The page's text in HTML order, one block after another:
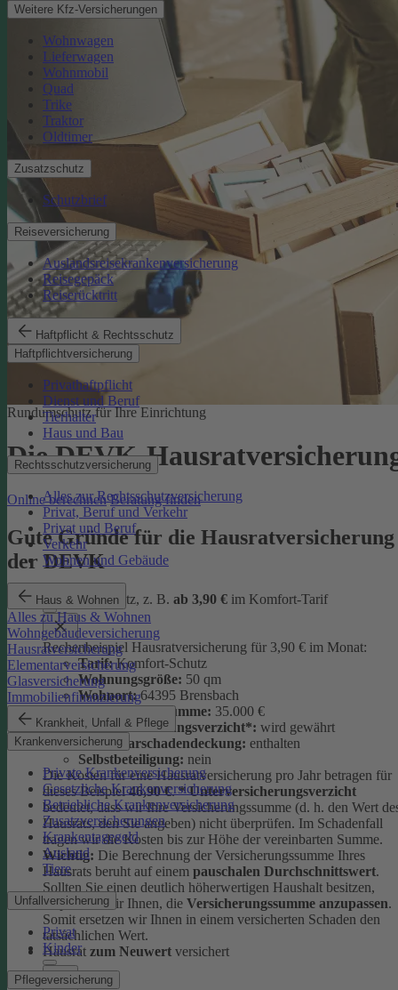
Weitere Kfz-Versicherungen
Wohnwagen
Lieferwagen
Wohnmobil
Quad
Trike
Traktor
Oldtimer
Zusatzschutz
Schutzbrief
Reiseversicherung
Auslandsreisekrankenversicherung
Reisegepäck
Reiserücktritt
Haftpflicht & Rechtsschutz
Haftpflichtversicherung
Privathaftpflicht
Dienst und Beruf
Tierhalter
Haus und Bau
Rechtsschutzversicherung
Alles zur Rechtsschutzversicherung
Privat, Beruf und Verkehr
Privat und Beruf
Verkehr
Wohnen und Gebäude
Haus & Wohnen
Alles zu Haus & Wohnen
Wohngebäudeversicherung
Hausratversicherung
Elementarversicherung
Glasversicherung
Immobilienfinanzierung
Krankheit, Unfall & Pflege
Krankenversicherung
Private Krankenversicherung
Gesetzliche Krankenversicherung
Betriebliche Krankenversicherung
Zusatzversicherungen
Krankentagegeld
Ausland
Tiere
Unfallversicherung
Privat
Kinder
Pflegeversicherung
Rundumschutz für Ihre Einrichtung
Die DEVK-
Online berechnen Beratung finden
Gute Gründe für die Hausratversicherung
der DEVK
günstiger Schutz, z. B. ab 3,90 € im Komfort-Tarif
Rechenbeispiel Hausratversicherung für 3,90 € im Monat:
Tarif:Komfort-Schutz
Wohnungsgröße: 50 qm
Wohnort:64395 Brensbach
Versicherungssumme: 35.000 €
Unterversicherungsverzicht*: wird gewährt
Elementarschadendeckung: enthalten
Selbstbeteiligung: nein
Die Kosten für eine Hausratversicherung pro Jahr betragen für
dieses Beispiel46,90 €.* Unterversicherungsverzicht
bedeutet, dass wir Ihre Versicherungssumme (d. h. den Wert
Hausrats, den Sie angeben) nicht überprüfen. Im Schadenfall
tragen wir die Kosten bis zur Höhe der vereinbarten Summe.
Wichtig: Die Berechnung der Versicherungssumme Ihres
Hausrats beruht auf einem pauschalen Durchschnittswert.
Sollten Sie einen deutlich höherwertigen Haushalt besitzen,
empfehlen wir Ihnen, die Versicherungssumme anzupassen.
Somit ersetzen wir Ihnen in einem versicherten Schaden den
tatsächlichen Wert.
Hausrat zum Neuwert versichert